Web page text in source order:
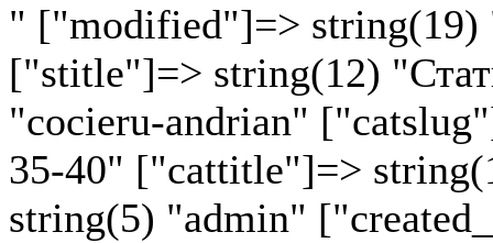
" ["modified"]=> string(19)
["stitle"]=> string(12)
"cocieru-andrian"
35-40" ["cattitle"]=>
string(5) "admin"